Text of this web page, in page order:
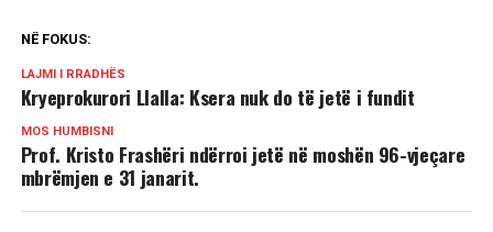
NË FOKUS:
LAJMI I RRADHËS
Kryeprokurori Llalla: Ksera nuk do të jetë i fundit
MOS HUMBISNI
Prof. Kristo Frashëri ndërroi jetë në moshën 96-vjeçare
mbrëmjen e 31 janarit.